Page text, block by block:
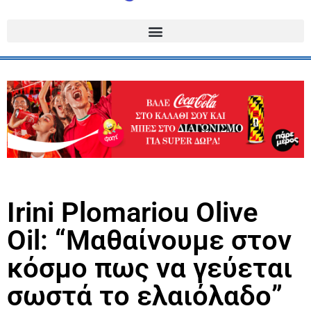
Irini Plomariou Olive
Oil: “Μαθαίνουμε στον
κόσμο πως να γεύεται
σωστά το ελαιόλαδο”